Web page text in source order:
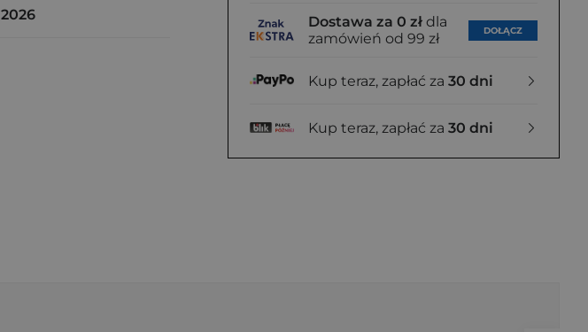
Dostawa za 0 zł dla
zamówień od 99 zł
DOŁĄCZ
Kup teraz, zapłać za 30 dni
Kup teraz, zapłać za 30 dni
2026